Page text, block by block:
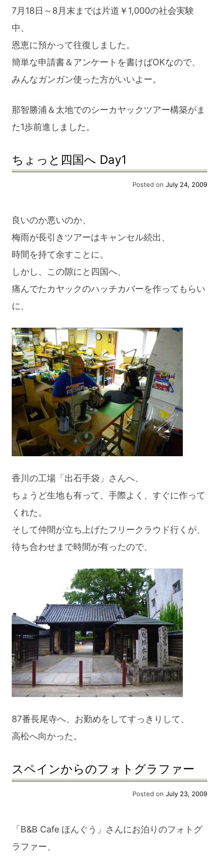
7月18日～8月末までは片道￥1,000の社会実験
中、
恩恵に預かって往復しました。
簡単な申請書＆アンケートを書けばOKなので、
みんなガンガン使った方がいいよー。
那智勝浦＆太地でのシーカヤックツアー構築がま
た1歩前進しました。
ちょっと四国へ Day1
Posted on July 24, 2009
良いのか悪いのか、
梅雨が長引きツアーはキャンセル続出、
時間を持て余すことに。
しかし、この隙にと四国へ、
痛んでたカヤックのハッチカバーを作ってもらい
に、
香川の工場「出石手袋」さんへ、
ちょうど生地も有って、手際よく、すぐに作って
くれた。
そして仲間が立ち上げたフリークラウド行くが、
待ち合わせまで時間が有ったので、
87番長尾寺へ、お勤めをしてすっきりして、
高松へ向かった。
スペインからのフォトグラファー
Posted on July 23, 2009
「B&B Cafe ほんぐう」さんにお泊りのフォトグ
ラファー、